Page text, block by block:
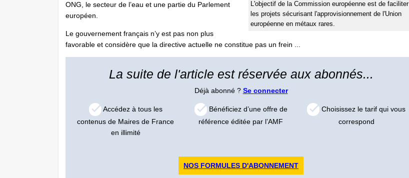
L'objectif de la Commission européenne est de faciliter
les projets sécurisant l'approvisionnement de l'Union
européenne en métaux rares.
ONG, le secteur de l’eau et une partie du Parlement
européen.
Le gouvernement français n’y est pas non plus
favorable et considère que la directive actuelle ne constitue pas un frein ...
La suite de l'article est réservée aux abonnés...
Déjà abonné ? Se connecter
Accédez à tous les
contenus de Maires de France
en illimité
Bénéficiez d’une offre de
référence éditée par l’AMF
Choisissez le tarif qui vous
correspond
NOS FORMULES D'ABONNEMENT